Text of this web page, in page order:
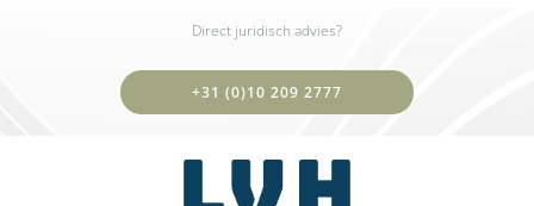
Direct juridisch advies?
+31 (0)10 209 2777